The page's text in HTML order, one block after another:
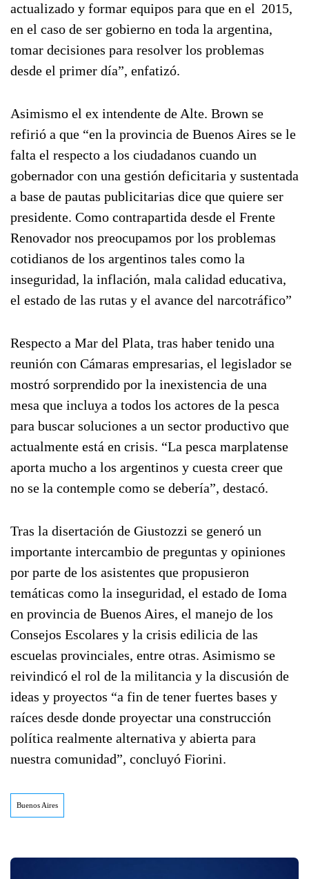
actualizado y formar equipos para que en el 2015,
en el caso de ser gobierno en toda la argentina,
tomar decisiones para resolver los problemas
desde el primer día”, enfatizó.
Asimismo el ex intendente de Alte. Brown se
refirió a que “en la provincia de Buenos Aires se le
falta el respecto a los ciudadanos cuando un
gobernador con una gestión deficitaria y sustentada
a base de pautas publicitarias dice que quiere ser
presidente. Como contrapartida desde el Frente
Renovador nos preocupamos por los problemas
cotidianos de los argentinos tales como la
inseguridad, la inflación, mala calidad educativa,
el estado de las rutas y el avance del narcotráfico”
Respecto a Mar del Plata, tras haber tenido una
reunión con Cámaras empresarias, el legislador se
mostró sorprendido por la inexistencia de una
mesa que incluya a todos los actores de la pesca
para buscar soluciones a un sector productivo que
actualmente está en crisis. “La pesca marplatense
aporta mucho a los argentinos y cuesta creer que
no se la contemple como se debería”, destacó.
Tras la disertación de Giustozzi se generó un
importante intercambio de preguntas y opiniones
por parte de los asistentes que propusieron
temáticas como la inseguridad, el estado de Ioma
en provincia de Buenos Aires, el manejo de los
Consejos Escolares y la crisis edilicia de las
escuelas provinciales, entre otras. Asimismo se
reivindicó el rol de la militancia y la discusión de
ideas y proyectos “a fin de tener fuertes bases y
raíces desde donde proyectar una construcción
política realmente alternativa y abierta para
nuestra comunidad”, concluyó Fiorini.
Buenos Aires